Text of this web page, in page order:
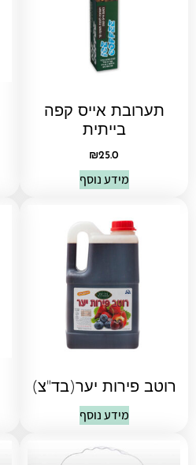
תערובת אייס קפה
בייתית
₪25.0
מידע נוסף
רוטב פירות יער(בד"צ)
מידע נוסף